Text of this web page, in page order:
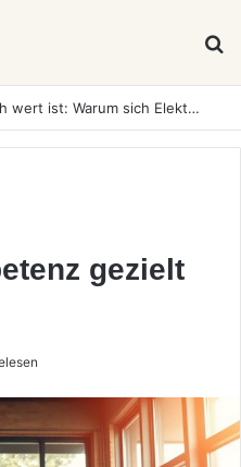
Was ein E-Auto wirklich noch wert ist: Warum sich Elektrofahrzeuge bei der Wertermittlung anders verhalten als Verbrenner
gezielt